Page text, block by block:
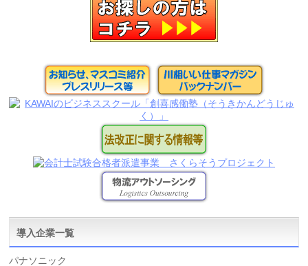
導入企業一覧
パナソニック